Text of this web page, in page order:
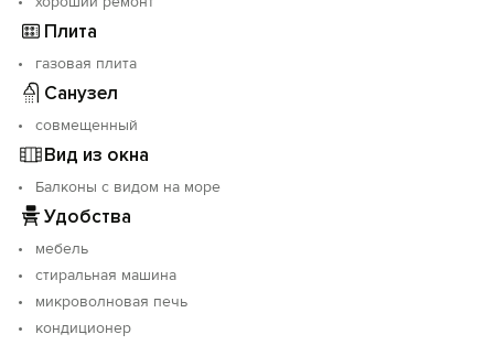
Плита
газовая плита
Санузел
совмещенный
Вид из окна
Балконы с видом на море
Удобства
мебель
стиральная машина
микроволновая печь
кондиционер